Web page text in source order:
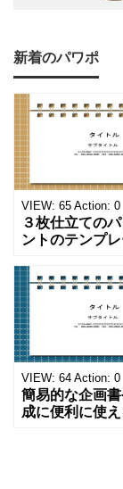
新着のパワポ
VIEW: 65 Action: 0
３枚仕立ての
ントのテンプ
ペンのワンポイ
ストが描かれ
ご案内やお知ら
単な資料を時
きる便利なフォ
になります。
の方、掲示ポス
成をされたい
VIEW: 64 Action: 0
簡易的な企画
成に便利に使